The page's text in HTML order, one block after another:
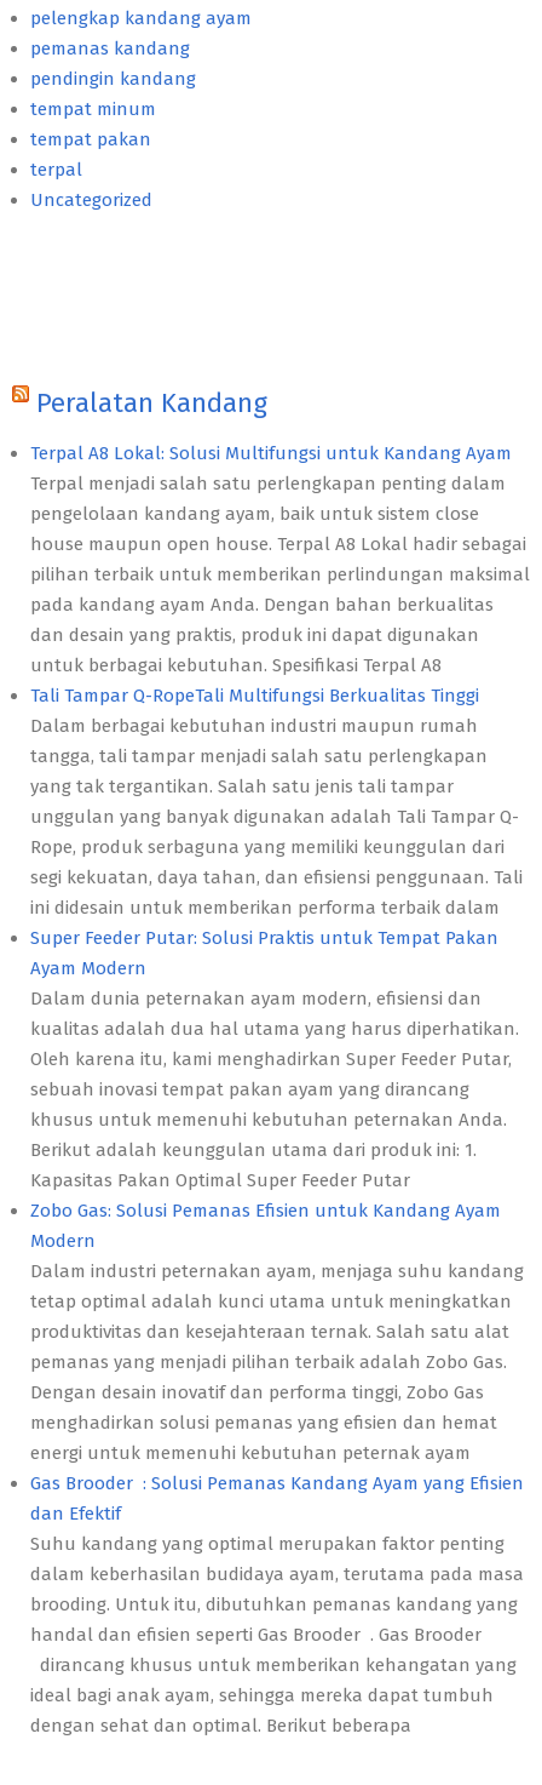
pelengkap kandang ayam
pemanas kandang
pendingin kandang
tempat minum
tempat pakan
terpal
Uncategorized
Peralatan Kandang
Terpal A8 Lokal: Solusi Multifungsi untuk Kandang Ayam
Terpal menjadi salah satu perlengkapan penting dalam
pengelolaan kandang ayam, baik untuk sistem close
house maupun open house. Terpal A8 Lokal hadir sebagai
pilihan terbaik untuk memberikan perlindungan maksimal
pada kandang ayam Anda. Dengan bahan berkualitas
dan desain yang praktis, produk ini dapat digunakan
untuk berbagai kebutuhan. Spesifikasi Terpal A8
Tali Tampar Q-RopeTali Multifungsi Berkualitas Tinggi
Dalam berbagai kebutuhan industri maupun rumah
tangga, tali tampar menjadi salah satu perlengkapan
yang tak tergantikan. Salah satu jenis tali tampar
unggulan yang banyak digunakan adalah Tali Tampar Q-
Rope, produk serbaguna yang memiliki keunggulan dari
segi kekuatan, daya tahan, dan efisiensi penggunaan. Tali
ini didesain untuk memberikan performa terbaik dalam
Super Feeder Putar: Solusi Praktis untuk Tempat Pakan
Ayam Modern
Dalam dunia peternakan ayam modern, efisiensi dan
kualitas adalah dua hal utama yang harus diperhatikan.
Oleh karena itu, kami menghadirkan Super Feeder Putar,
sebuah inovasi tempat pakan ayam yang dirancang
khusus untuk memenuhi kebutuhan peternakan Anda.
Berikut adalah keunggulan utama dari produk ini: 1.
Kapasitas Pakan Optimal Super Feeder Putar
Zobo Gas: Solusi Pemanas Efisien untuk Kandang Ayam
Modern
Dalam industri peternakan ayam, menjaga suhu kandang
tetap optimal adalah kunci utama untuk meningkatkan
produktivitas dan kesejahteraan ternak. Salah satu alat
pemanas yang menjadi pilihan terbaik adalah Zobo Gas.
Dengan desain inovatif dan performa tinggi, Zobo Gas
menghadirkan solusi pemanas yang efisien dan hemat
energi untuk memenuhi kebutuhan peternak ayam
Gas Brooder : Solusi Pemanas Kandang Ayam yang Efisien
dan Efektif
Suhu kandang yang optimal merupakan faktor penting
dalam keberhasilan budidaya ayam, terutama pada masa
brooding. Untuk itu, dibutuhkan pemanas kandang yang
handal dan efisien seperti Gas Brooder . Gas Brooder
dirancang khusus untuk memberikan kehangatan yang
ideal bagi anak ayam, sehingga mereka dapat tumbuh
dengan sehat dan optimal. Berikut beberapa